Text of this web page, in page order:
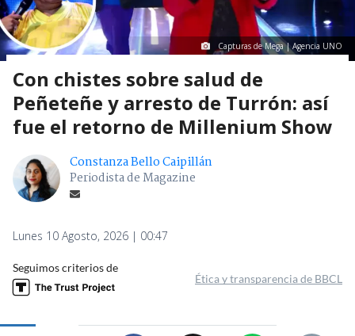
Capturas de Mega | Agencia UNO
Con chistes sobre salud de
Peñeteñe y arresto de Turrón: así
fue el retorno de Millenium Show
Constanza Bello Caipillán
Periodista de Magazine
Lunes 10 Agosto, 2026 | 00:47
Seguimos criterios de
Ética y transparencia de BBCL